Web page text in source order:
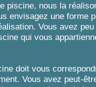
piscine, nous la
envisagez une forme
Vous avez
qui vous
doit vous
Vous avez peut-